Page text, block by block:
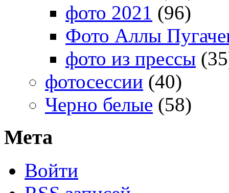
фото 2021 (96)
Фото Аллы
фото из прессы
фотосессии (40)
Черно белые (58)
Мета
Войти